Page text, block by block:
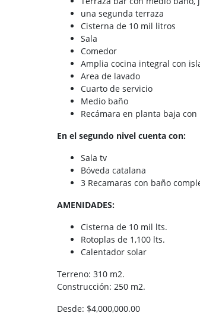
una segunda terraza
Cisterna de 10 mil litros
Sala
Comedor
Amplia cocina integral con
Area de lavado
Cuarto de servicio
Medio baño
Recámara en planta baja
En el segundo nivel cuenta con:
Sala tv
Bóveda catalana
3 Recamaras con baño
AMENIDADES:
Cisterna de 10 mil lts.
Rotoplas de 1,100 lts.
Calentador solar
Terreno: 310 m2.
Construcción: 250 m2.
Desde: $4,000,000.00